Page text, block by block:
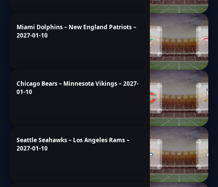
Miami Dolphins – New England Patriots –
2027-01-10
Chicago Bears – Minnesota Vikings – 2027-
01-10
Seattle Seahawks – Los Angeles Rams –
2027-01-10